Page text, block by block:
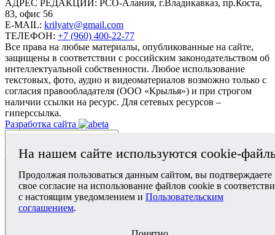
АДРЕС РЕДАКЦИИ: РСО-Алания, г.Владикавказ, пр.Коста,
83, офис 56
E-MAIL: krilyatv@gmail.com
ТЕЛЕФОН: +7 (960) 400-22-77
Все права на любые материалы, опубликованные на сайте,
защищены в соответствии с российским законодательством об
интеллектуальной собственности. Любое использование
текстовых, фото, аудио и видеоматериалов возможно только с
согласия правообладателя (ООО «Крылья») и при строгом
наличии ссылки на ресурс. Для сетевых ресурсов –
гиперссылка.
Разработка сайта
На нашем сайте используются cookie-
Продолжая пользоваться данным сайтом, вы подтверждаете
свое согласие на использование файлов cookie в
с настоящим уведомлением и Пользовательским
соглашением.